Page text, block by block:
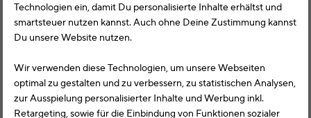
Technologien ein, damit Du personalisierte Inhalte erhältst und
smartsteuer nutzen kannst. Auch ohne Deine Zustimmung kannst
Du unsere Website nutzen.
Wir verwenden diese Technologien, um unsere Webseiten
optimal zu gestalten und zu verbessern, zu statistischen Analysen,
zur Ausspielung personalisierter Inhalte und Werbung inkl.
Retargeting, sowie für die Einbindung von Funktionen sozialer
Das Verzeichnis listet in alphabetischer Reihenfolge
wesentliche Dokumente auf. Dabei kann aus der
Bezeichnung des Dokumentes allein noch keine Aussage
ist die Funktion, die das Dokument im Betrieb hat.
Dokumente, in denen die letzte Eintragung in dem in der
letzten Spalte genannten Jahr und früheren Jahren erfolgt